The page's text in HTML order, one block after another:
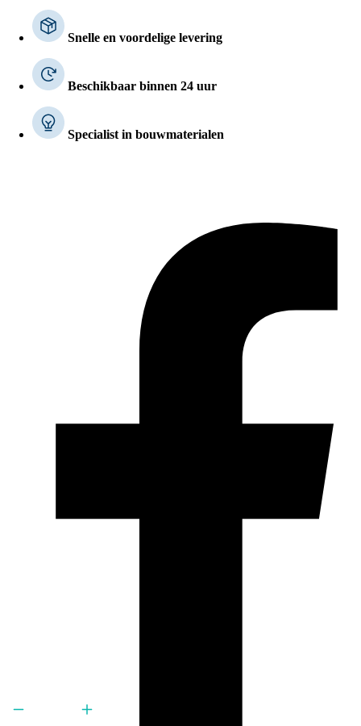
Snelle en voordelige levering
Beschikbaar binnen 24 uur
Specialist in bouwmaterialen